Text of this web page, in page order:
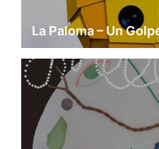
La Paloma – Un